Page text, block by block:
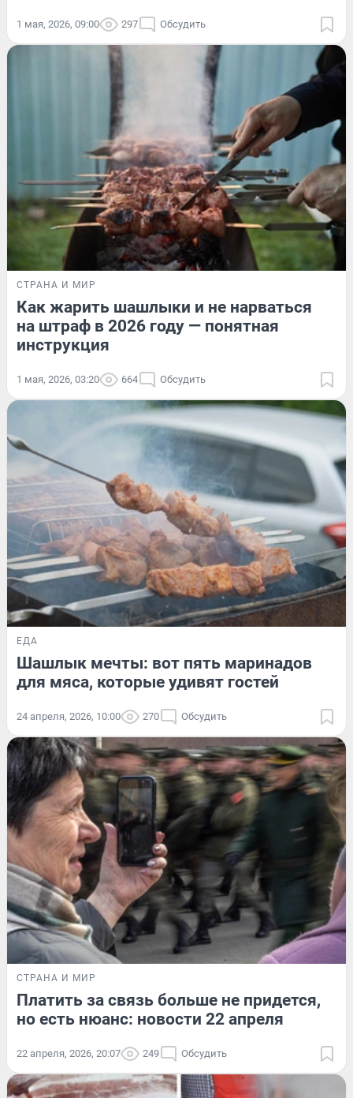
1 мая, 2026, 09:00 297 Обсудить
СТРАНА И МИР
Как жарить шашлыки и не нарваться
на штраф в 2026 году — понятная
инструкция
1 мая, 2026, 03:20 664 Обсудить
ЕДА
Шашлык мечты: вот пять маринадов
для мяса, которые удивят гостей
24 апреля, 2026, 10:00 270 Обсудить
СТРАНА И МИР
Платить за связь больше не придется,
но есть нюанс: новости 22 апреля
22 апреля, 2026, 20:07 249 Обсудить